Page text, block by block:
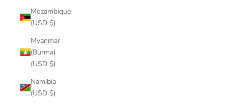
Mozambique
(USD $)
Myanmar
(Burma)
(USD $)
Namibia
(USD $)